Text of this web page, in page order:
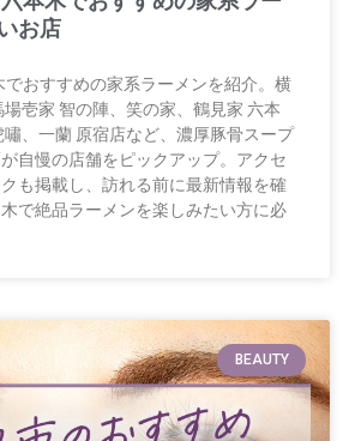
お店
おすすめの家系ラーメンを紹介。横
壱家 智の陣、笑の家、鶴見家 六本
、一蘭 原宿店など、濃厚豚骨スープ
自慢の店舗をピックアップ。アクセ
も掲載し、訪れる前に最新情報を確
で絶品ラーメンを楽しみたい方に必
BEAUTY